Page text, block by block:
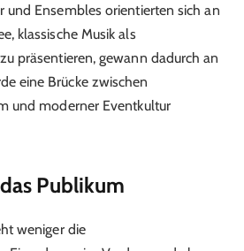
und Ensembles orientierten sich an
klassische Musik als
präsentieren, gewann dadurch an
eine Brücke zwischen
und moderner Eventkultur
Publikum
weniger die